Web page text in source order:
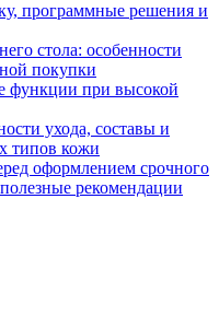
программные решения и
стола: особенности
покупки
функции при высокой
ухода, составы и
типов кожи
оформлением срочного
рекомендации